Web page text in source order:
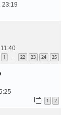
23:19
1 … 22 23 24 25
1 2